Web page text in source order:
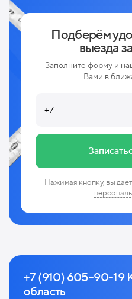
Подберём
выезда
Заполните форму и
Вами в
Нажимая кнопку, вы
+7 (910) 605-90-19
область